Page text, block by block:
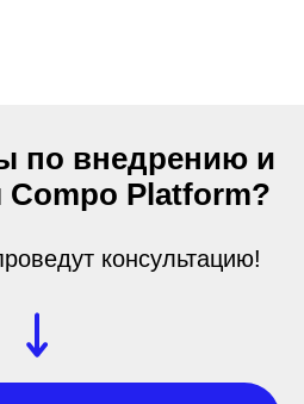
по внедрению и
Compo Platform?
консультацию!